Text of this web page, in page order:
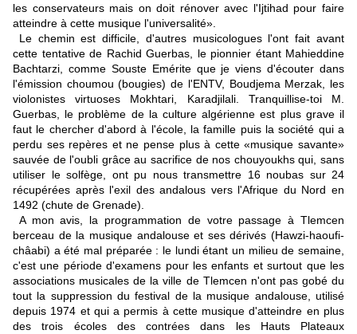
les conservateurs mais on doit rénover avec l'Ijtihad pour faire
atteindre à cette musique l'universalité».
Le chemin est difficile, d'autres musicologues l'ont fait avant
cette tentative de Rachid Guerbas, le pionnier étant Mahieddine
Bachtarzi, comme Souste Emérite que je viens d'écouter dans
l'émission choumou (bougies) de l'ENTV, Boudjema Merzak, les
violonistes virtuoses Mokhtari, Karadjilali. Tranquillise-toi M.
Guerbas, le problème de la culture algérienne est plus grave il
faut le chercher d'abord à l'école, la famille puis la société qui a
perdu ses repères et ne pense plus à cette «musique savante»
sauvée de l'oubli grâce au sacrifice de nos chouyoukhs qui, sans
utiliser le solfège, ont pu nous transmettre 16 noubas sur 24
récupérées après l'exil des andalous vers l'Afrique du Nord en
1492 (chute de Grenade).
A mon avis, la programmation de votre passage à Tlemcen
berceau de la musique andalouse et ses dérivés (Hawzi-haoufi-
châabi) a été mal préparée : le lundi étant un milieu de semaine,
c'est une période d'examens pour les enfants et surtout que les
associations musicales de la ville de Tlemcen n'ont pas gobé du
tout la suppression du festival de la musique andalouse, utilisé
depuis 1974 et qui a permis à cette musique d'atteindre en plus
des trois écoles des contrées dans les Hauts Plateaux